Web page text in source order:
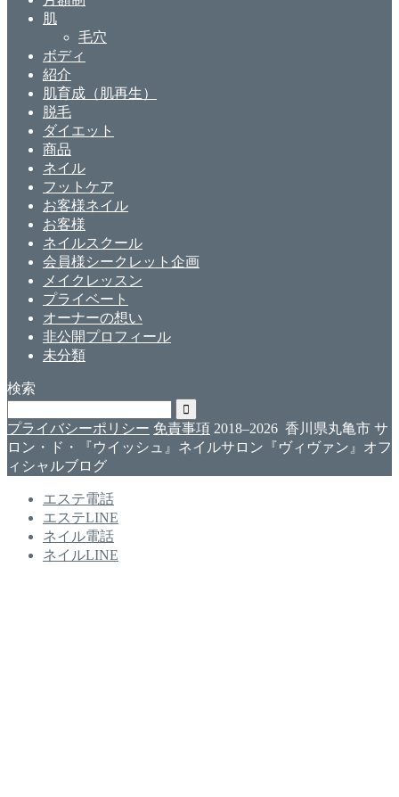
肌
毛穴
ボディ
紹介
肌育成（肌再生）
脱毛
ダイエット
商品
ネイル
フットケア
お客様ネイル
お客様
ネイルスクール
会員様シークレット企画
メイクレッスン
プライベート
オーナーの想い
非公開プロフィール
未分類
検索
プライバシーポリシー 免責事項 2018–2026 香川県丸亀市 サ
ロン・ド・『ウイッシュ』ネイルサロン『ヴィヴァン』オフ
ィシャルブログ
エステ電話
エステLINE
ネイル電話
ネイルLINE